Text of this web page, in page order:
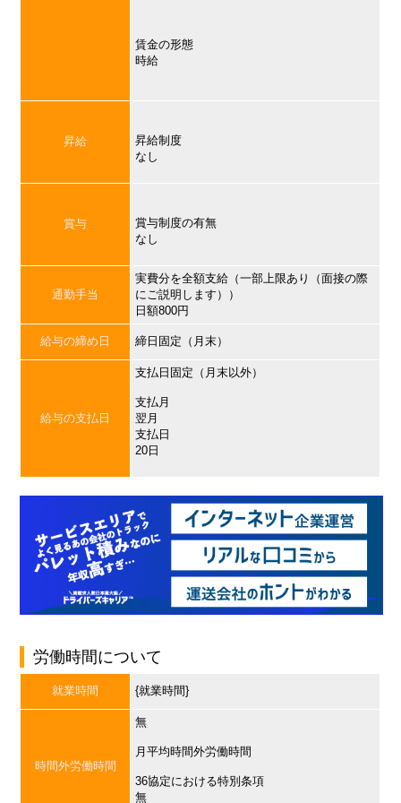
賃金の形態
時給
昇給
昇給制度
なし
賞与
賞与制度の有無
なし
通勤手当
実費分を全額支給（一部上限あり（面接の際
にご説明します））
日額800円
給与の締め日 締日固定（月末）
給与の支払日
支払日固定（月末以外）
支払月
翌月
支払日
20日
労働時間について
就業時間 {就業時間}
時間外労働時間
無
月平均時間外労働時間
36協定における特別条項
無